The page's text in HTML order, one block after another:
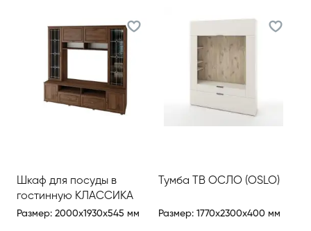
Шкаф для посуды в
гостинную КЛАССИКА
Размер: 2000x1930x545 мм
Тумба ТВ ОСЛО (OSLO)
Размер: 1770x2300x400 мм